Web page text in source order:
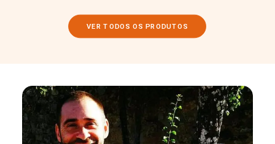
VER TODOS OS PRODUTOS